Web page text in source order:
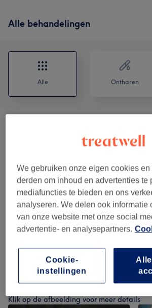
Alle behandelingen
Alle Ontharen
Vrouwen - Waxen ( 5)
Mannen - Waxen (8)
Épilation Définitive (8)
Klik op de afbeelding voor meer details
We gebruiken onze eigen cookies en
derden om inhoud en advertenties te
mediafuncties te bieden en ons
analyseren. We delen ook informatie
van onze website met onze social
advertentie- en analysepartners.
Cookie-
instellingen